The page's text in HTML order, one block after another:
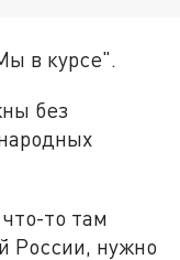
в курсе".
без
то там
России, нужно